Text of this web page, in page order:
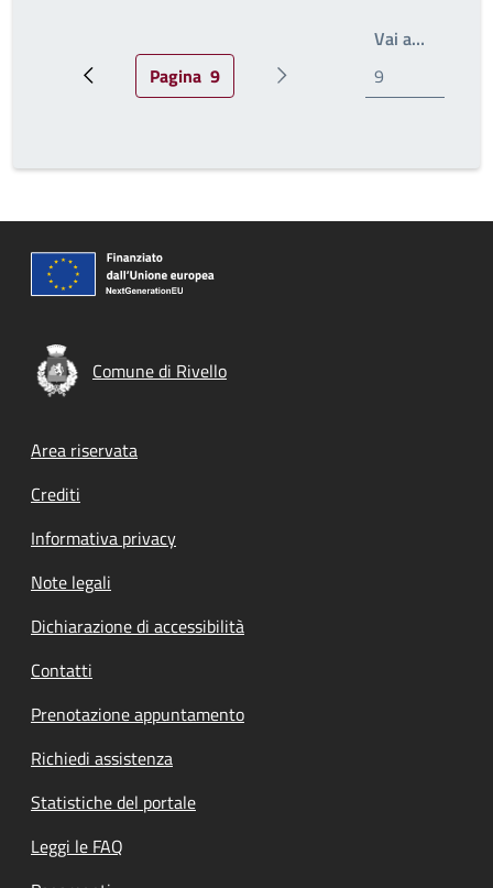
Pagina precedentePagina attuale
Pagina 9 Pagina successiva
Vai a…
Comune di Rivello
Footer menu
Area riservata
Crediti
Informativa privacy
Note legali
Dichiarazione di accessibilità
Contatti
Prenotazione appuntamento
Richiedi assistenza
Statistiche del portale
Leggi le FAQ